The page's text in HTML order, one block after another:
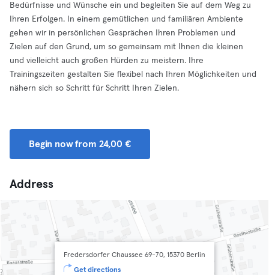
Bedürfnisse und Wünsche ein und begleiten Sie auf dem Weg zu
Ihren Erfolgen. In einem gemütlichen und familiären Ambiente
gehen wir in persönlichen Gesprächen Ihren Problemen und
Zielen auf den Grund, um so gemeinsam mit Ihnen die kleinen
und vielleicht auch großen Hürden zu meistern. Ihre
Trainingszeiten gestalten Sie flexibel nach Ihren Möglichkeiten und
nähern sich so Schritt für Schritt Ihren Zielen.
Begin now from 24,00 €
Address
Fredersdorfer Chaussee 69-70, 15370 Berlin
Get directions